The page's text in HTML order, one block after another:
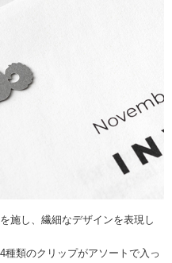
施し、繊細なデザインを表現し
類のクリップがアソートで入っ